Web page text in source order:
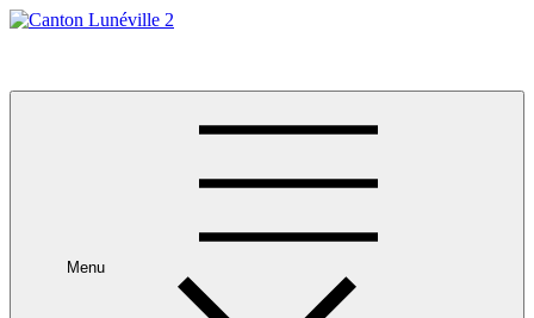
Skip
Menu